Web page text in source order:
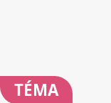
TÉMA